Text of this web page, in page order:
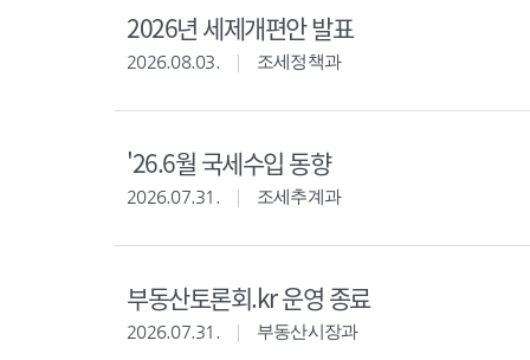
2026년 세제개편안 발표
2026.08.03. 조세정책과
'26.6월 국세수입 동향
2026.07.31. 조세추계과
부동산토론회.kr 운영 종료
2026.07.31. 부동산시장과